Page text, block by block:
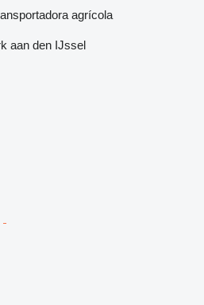
agrícola
aan den IJssel